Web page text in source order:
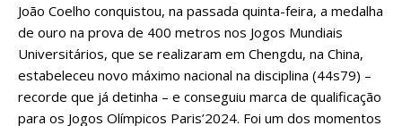
João Coelho conquistou, na passada quinta-feira, a medalha
de ouro na prova de 400 metros nos Jogos Mundiais
Universitários, que se realizaram em Chengdu, na China,
estabeleceu novo máximo nacional na disciplina (44s79) –
recorde que já detinha – e conseguiu marca de qualificação
para os Jogos Olímpicos Paris’2024. Foi um dos momentos